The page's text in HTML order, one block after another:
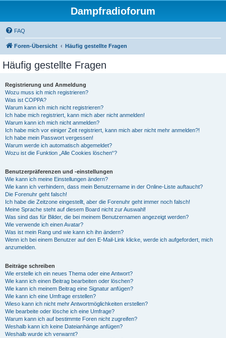
Dampfradioforum
FAQ
Foren-Übersicht Häufig gestellte Fragen
Häufig gestellte Fragen
Registrierung und Anmeldung
Wozu muss ich mich registrieren?
Was ist COPPA?
Warum kann ich mich nicht registrieren?
Ich habe mich registriert, kann mich aber nicht anmelden!
Warum kann ich mich nicht anmelden?
Ich habe mich vor einiger Zeit registriert, kann mich aber nicht mehr anmelden?!
Ich habe mein Passwort vergessen!
Warum werde ich automatisch abgemeldet?
Wozu ist die Funktion „Alle Cookies löschen“?
Benutzerpräferenzen und -einstellungen
Wie kann ich meine Einstellungen ändern?
Wie kann ich verhindern, dass mein Benutzername in der Online-Liste auftaucht?
Die Forenuhr geht falsch!
Ich habe die Zeitzone eingestellt, aber die Forenuhr geht immer noch falsch!
Meine Sprache steht auf diesem Board nicht zur Auswahl!
Was sind das für Bilder, die bei meinem Benutzernamen angezeigt werden?
Wie verwende ich einen Avatar?
Was ist mein Rang und wie kann ich ihn ändern?
Wenn ich bei einem Benutzer auf den E-Mail-Link klicke, werde ich aufgefordert, mich
anzumelden.
Beiträge schreiben
Wie erstelle ich ein neues Thema oder eine Antwort?
Wie kann ich einen Beitrag bearbeiten oder löschen?
Wie kann ich meinem Beitrag eine Signatur anfügen?
Wie kann ich eine Umfrage erstellen?
Wieso kann ich nicht mehr Antwortmöglichkeiten erstellen?
Wie bearbeite oder lösche ich eine Umfrage?
Warum kann ich auf bestimmte Foren nicht zugreifen?
Weshalb kann ich keine Dateianhänge anfügen?
Weshalb wurde ich verwarnt?